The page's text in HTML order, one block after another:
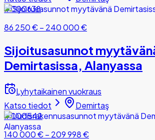
#000638
86 250 €– 240 000 €
Sijoitusasunnot
Demirtasissa, Alanyassa
Lyhytaikainen vuokraus
Katso tiedot
Demirtaş
#000542
140 000 €– 209 998 €